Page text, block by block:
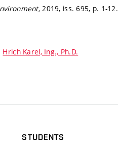
2019, iss. 695, p. 1-12.
Hrich Karel, Ing., Ph.D.
STUDENTS